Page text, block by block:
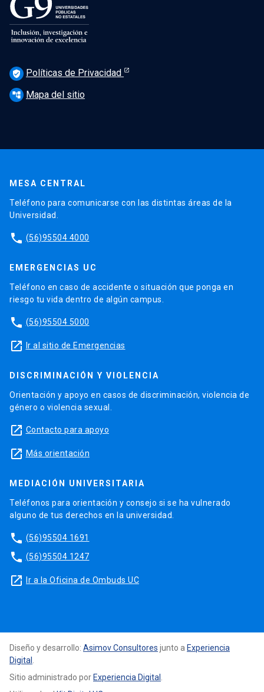
verified_user Políticas de Privacidad
account_tree Mapa del sitio
MESA CENTRAL
Teléfono para comunicarse con las distintas áreas de la
Universidad.
phone (56)95504 4000
EMERGENCIAS UC
Teléfono en caso de accidente o situación que ponga en
riesgo tu vida dentro de algún campus.
phone (56)95504 5000
launch Ir al sitio de Emergencias
DISCRIMINACIÓN Y VIOLENCIA
Orientación y apoyo en casos de discriminación, violencia de
género o violencia sexual.
launch Contacto para apoyo
launch Más orientación
MEDIACIÓN UNIVERSITARIA
Teléfonos para orientación y consejo si se ha vulnerado
alguno de tus derechos en la universidad.
phone (56)95504 1691
phone (56)95504 1247
launch Ir a la Oficina de Ombuds UC
Diseño y desarrollo: Asimov Consultores junto a Experiencia
Digital .
Sitio administrado por Experiencia Digital .